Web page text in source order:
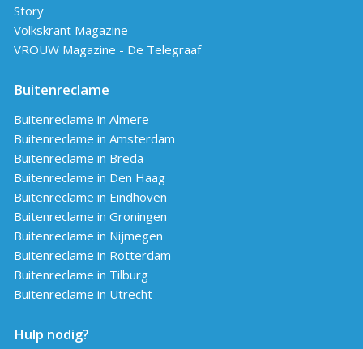
Story
Volkskrant Magazine
VROUW Magazine - De Telegraaf
Buitenreclame
Buitenreclame in Almere
Buitenreclame in Amsterdam
Buitenreclame in Breda
Buitenreclame in Den Haag
Buitenreclame in Eindhoven
Buitenreclame in Groningen
Buitenreclame in Nijmegen
Buitenreclame in Rotterdam
Buitenreclame in Tilburg
Buitenreclame in Utrecht
Hulp nodig?